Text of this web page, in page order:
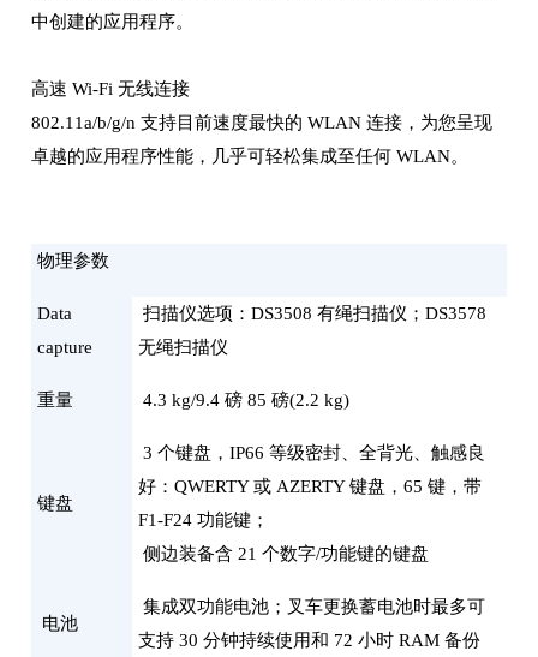
中创建的应用程序。
高速 Wi-Fi 无线连接
802.11a/b/g/n 支持目前速度最快的 WLAN 连接，为您呈现
卓越的应用程序性能，几乎可轻松集成至任何 WLAN。
物理参数
Data
capture
扫描仪选项：DS3508 有绳扫描仪；DS3578
无绳扫描仪
重量 4.3 kg/9.4 磅 85 磅(2.2 kg)
键盘
3 个键盘，IP66 等级密封、全背光、触感良
好：QWERTY 或 AZERTY 键盘，65 键，带
F1-F24 功能键；
侧边装备含 21 个数字/功能键的键盘
电池
集成双功能电池；叉车更换蓄电池时最多可
支持 30 分钟持续使用和 72 小时 RAM 备份